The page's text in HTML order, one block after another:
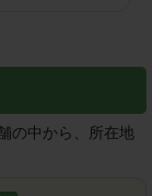
の中から、所在地